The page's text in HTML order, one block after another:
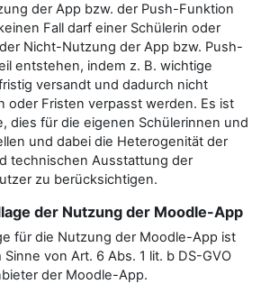
der App bzw. der Push-Funktion
Fall darf einer Schülerin oder
Nicht-Nutzung der App bzw. Push-
entstehen, indem z. B. wichtige
versandt und dadurch nicht
oder Fristen verpasst werden. Es ist
dies für die eigenen Schülerinnen und
und dabei die Heterogenität der
technischen Ausstattung der
zu berücksichtigen.
der Nutzung der Moodle-App
für die Nutzung der Moodle-App ist
von Art. 6 Abs. 1 lit. b DS-GVO
der Moodle-App.